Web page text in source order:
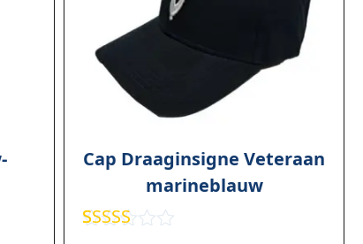
Cap Draaginsigne Veteraan
marineblauw